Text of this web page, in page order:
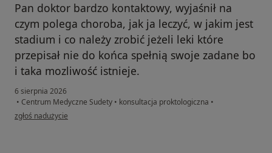
Pan doktor bardzo kontaktowy, wyjaśnił na
czym polega choroba, jak ja leczyć, w jakim jest
stadium i co należy zrobić jeżeli leki które
przepisał nie do końca spełnią swoje zadane bo
i taka mozliwość istnieje.
6 sierpnia 2026
• Centrum Medyczne Sudety • konsultacja proktologiczna •
w opinii użytkownika MZ
zgłoś nadużycie